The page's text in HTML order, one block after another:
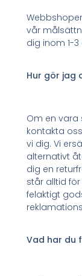
vår
dig inom 1-
Hur gör jag
Om en vara
kontakta
vi dig. Vi
alternativt
dig en
står alltid
felaktigt
Vad har du